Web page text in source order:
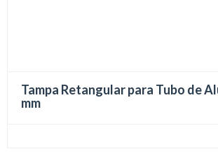
Tampa Retangular para Tubo de
mm